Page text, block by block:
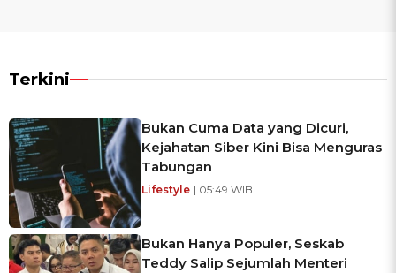
Terkini
Bukan Cuma Data yang Dicuri,
Kejahatan Siber Kini Bisa Menguras
Tabungan
Lifestyle | 05:49 WIB
Bukan Hanya Populer, Seskab
Teddy Salip Sejumlah Menteri